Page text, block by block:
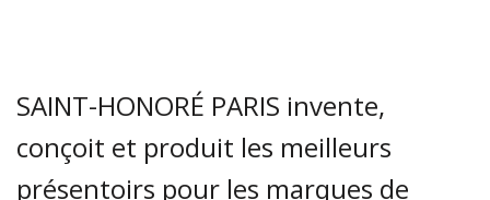
SAINT-HONORÉ PARIS invente,
conçoit et produit les meilleurs
présentoirs pour les marques de